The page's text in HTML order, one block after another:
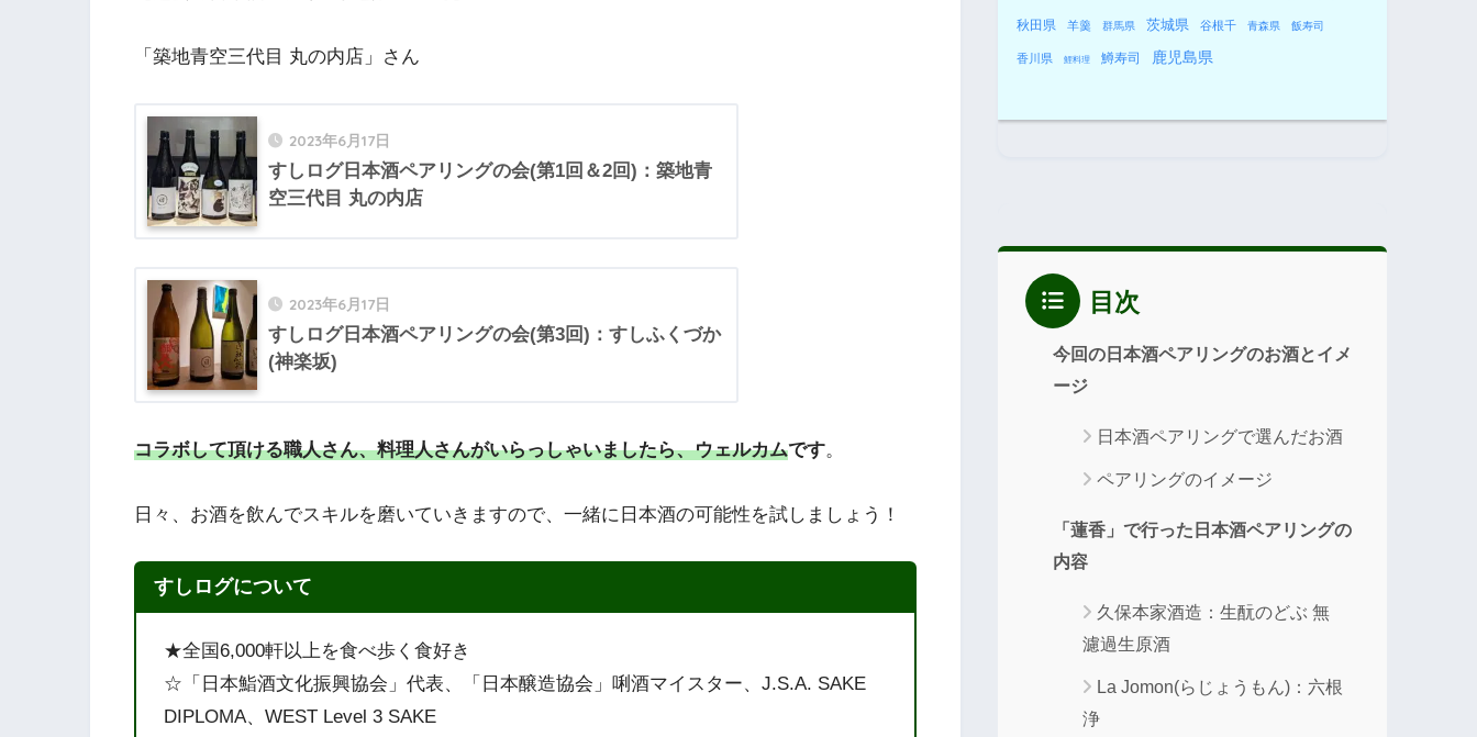
「築地青空三代目 丸の内店」さん
2023年6月17日
すしログ日本酒ペアリングの会(第1回＆2回)：築地青
空三代目 丸の内店
2023年6月17日
すしログ日本酒ペアリングの会(第3回)：すしふくづか
(神楽坂)
コラボして頂ける職人さん、料理人さんがいらっしゃいましたら、ウェルカムです。
日々、お酒を飲んでスキルを磨いていきますので、一緒に日本酒の可能性を試しましょう！
すしログについて
★全国6,000軒以上を食べ歩く食好き
☆「日本鮨酒文化振興協会」代表、「日本醸造協会」唎酒マイスター、J.S.A. SAKE
DIPLOMA、WEST Level 3 SAKE
秋田県 羊羹 群馬県 茨城県 谷根千 青森県 飯寿司
香川県 鯉料理 鱒寿司 鹿児島県
目次
今回の日本酒ペアリングのお酒とイメ
ージ
日本酒ペアリングで選んだお酒
ペアリングのイメージ
「蓮香」で行った日本酒ペアリングの
内容
久保本家酒造：生酛のどぶ 無
濾過生原酒
La Jomon(らじょうもん)：六根
浄